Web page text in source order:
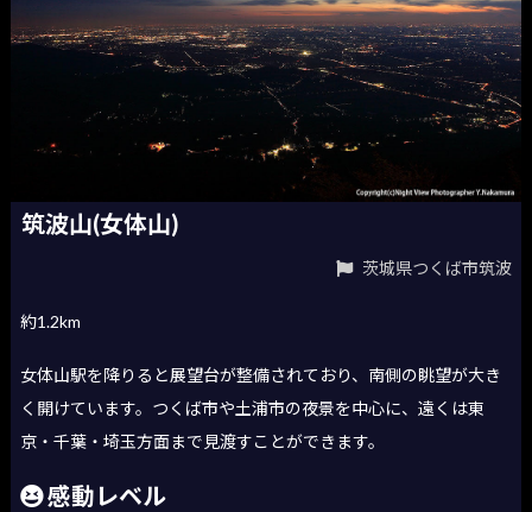
筑波山(女体山)
茨城県つくば市筑波
約1.2km
女体山駅を降りると展望台が整備されており、南側の眺望が大き
く開けています。つくば市や土浦市の夜景を中心に、遠くは東
京・千葉・埼玉方面まで見渡すことができます。
感動レベル